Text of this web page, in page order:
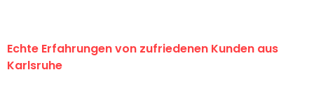
Echte Erfahrungen von zufriedenen Kunden aus
Karlsruhe